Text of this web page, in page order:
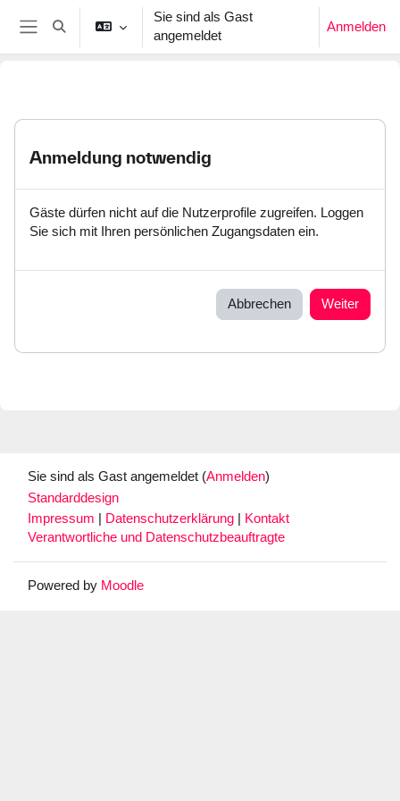
Zum Hauptinhalt
Website-Übersicht
Sucheingabe umschalten
Sie sind als Gast
angemeldet
Anmelden
Anmeldung notwendig
Gäste dürfen nicht auf die Nutzerprofile zugreifen. Loggen
Sie sich mit Ihren persönlichen Zugangsdaten ein.
Abbrechen Weiter
Sie sind als Gast angemeldet (Anmelden)
Standarddesign
Impressum
Datenschutzerklärung
Kontakt
Verantwortliche und Datenschutzbeauftragte
Powered by Moodle